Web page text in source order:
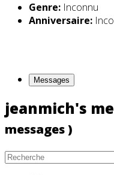
Genre: Inconnu
Anniversaire:
Messages
jeanmich's
messages )